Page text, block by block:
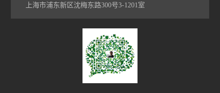
上海市浦东新区沈梅东路300号3-1201室